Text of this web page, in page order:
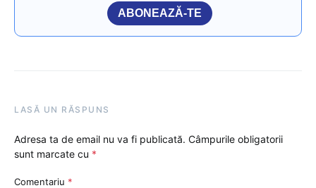
ABONEAZĂ-TE
LASĂ UN RĂSPUNS
Adresa ta de email nu va fi publicată. Câmpurile obligatorii
sunt marcate cu *
Comentariu *